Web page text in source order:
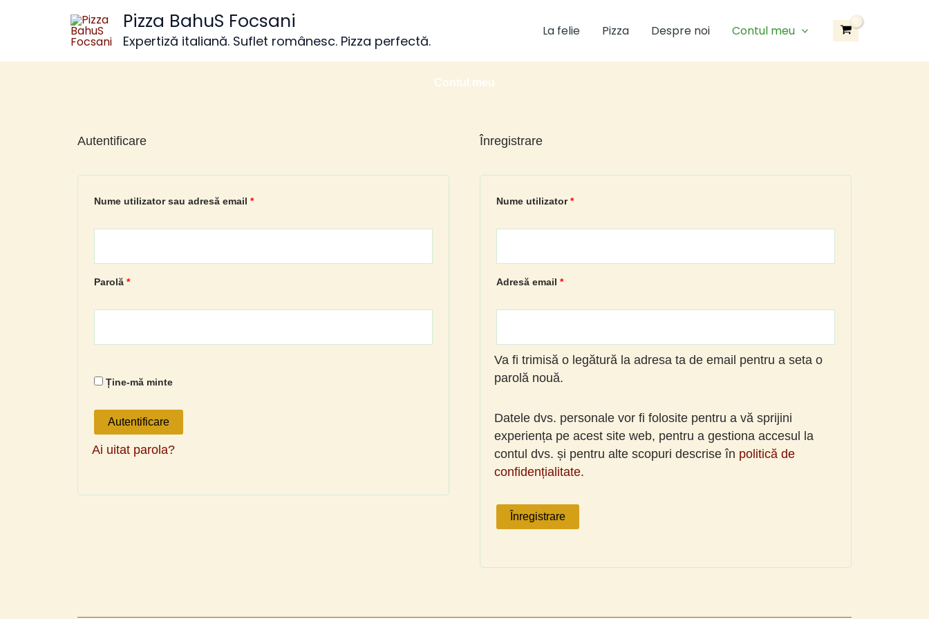
Pizza BahuS Focsani
Expertiză italiană. Suflet românesc. Pizza perfectă.
La felie Pizza Despre noi Contul meu
Contul meu
Autentificare
Nume utilizator sau adresă email *
Parolă *
Obligatoriu
Ține-mă minte
Autentificare
Ai uitat parola?
Înregistrare
Nume utilizator*
Adresă email*
Va fi trimisă o legătură la adresa ta de email pentru a seta o
parolă nouă.
Datele dvs. personale vor fi folosite pentru a vă sprijini
experiența pe acest site web, pentru a gestiona accesul la
contul dvs. și pentru alte scopuri descrise în politică de
confidențialitate.
Înregistrare